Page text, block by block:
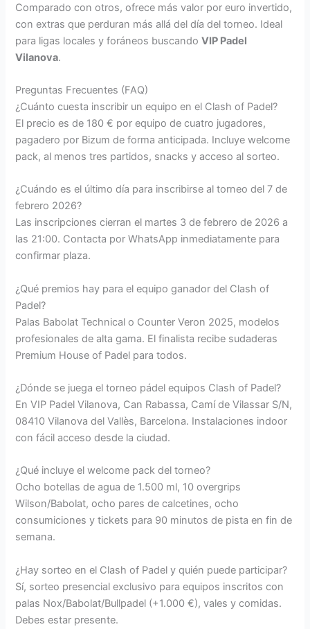
Comparado con otros, ofrece más valor por euro invertido,
con extras que perduran más allá del día del torneo. Ideal
para ligas locales y foráneos buscandoVIP Padel
Vilanova.
Preguntas Frecuentes (FAQ)
¿Cuánto cuesta inscribir un equipo en el Clash of Padel?
El precio es de 180 € por equipo de cuatro jugadores,
pagadero por Bizum de forma anticipada. Incluye welcome
pack, al menos tres partidos, snacks y acceso al sorteo.
¿Cuándo es el último día para inscribirse al torneo del 7 de
febrero 2026?
Las inscripciones cierran el martes 3 de febrero de 2026 a
las 21:00. Contacta por WhatsApp inmediatamente para
confirmar plaza.
¿Qué premios hay para el equipo ganador del Clash of
Padel?
Palas Babolat Technical o Counter Veron 2025, modelos
profesionales de alta gama. El finalista recibe sudaderas
Premium House of Padel para todos.
¿Dónde se juega el torneo pádel equipos Clash of Padel?
En VIP Padel Vilanova, Can Rabassa, Camí de Vilassar S/N,
08410 Vilanova del Vallès, Barcelona. Instalaciones indoor
con fácil acceso desde la ciudad.
¿Qué incluye el welcome pack del torneo?
Ocho botellas de agua de 1.500 ml, 10 overgrips
Wilson/Babolat, ocho pares de calcetines, ocho
consumiciones y tickets para 90 minutos de pista en fin de
semana.
¿Hay sorteo en el Clash of Padel y quién puede participar?
Sí, sorteo presencial exclusivo para equipos inscritos con
palas Nox/Babolat/Bullpadel (+1.000 €), vales y comidas.
Debes estar presente.